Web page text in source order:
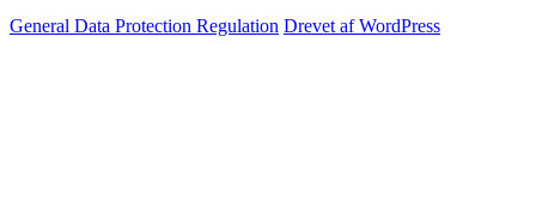
General Data Protection Regulation Drevet af WordPress